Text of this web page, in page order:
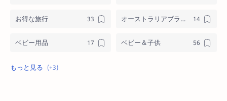
お得な旅行 オーストラリアブランド
ベビー用品 ベビー＆子供
メンズ